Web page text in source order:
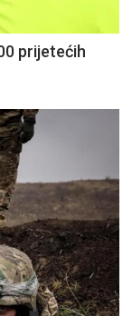
prijetećih